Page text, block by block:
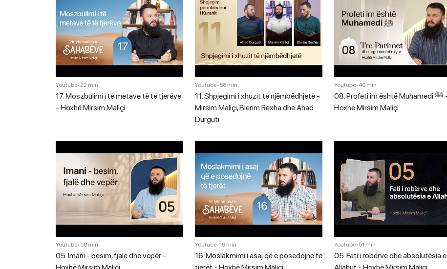
Youtube• 22 min
17. Moszbulimi i të metave të të tjerëve
- Hoxhë Mirsim Maliçi
Youtube• 58 min
11. Shpjegimi i xhuzit të njëmbëdhjetë -
Mirsim Maliçi, Blerim Rexha dhe Ahad
Durguti
Youtube• 40 min
08. Profeti im është Muhamedi ﷺ -
Hoxhë Mirsim Maliçi
Youtube• 50 min
05. Imani - besim, fjalë dhe vepër -
Youtube•19 min
16. Moslakmimi i asaj që e posedojnë të
Youtube• 51 min
05. Fati i robërve dhe absolutësia e